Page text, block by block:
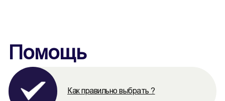
Помощь
Как правильно выбрать ?